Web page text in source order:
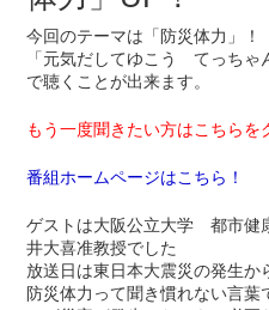
今回のテーマは「防災体力」！
「元気だしてゆこう てっちゃ
で聴くことが出来ます。
もう一度聞きたい方はこちらを
番組ホームページはこちら！
ゲストは大阪公立大学 都市健
井大喜准教授でした
放送日は東日本大震災の発生か
防災体力って聞き慣れない言葉